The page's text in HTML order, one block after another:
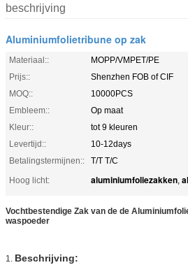
beschrijving
Aluminiumfolietribune op zak
Materiaal::
MOPP/VMPET/PE
Prijs::
Shenzhen FOB of CIF
MOQ::
10000PCS
Embleem::
Op maat
Kleur::
tot 9 kleuren
Levertijd::
10-12days
Betalingstermijnen::
T/T T/C
Hoog licht:
aluminiumfoliezakken,
Vochtbestendige Zak van de de
waspoeder
1. Beschrijving: